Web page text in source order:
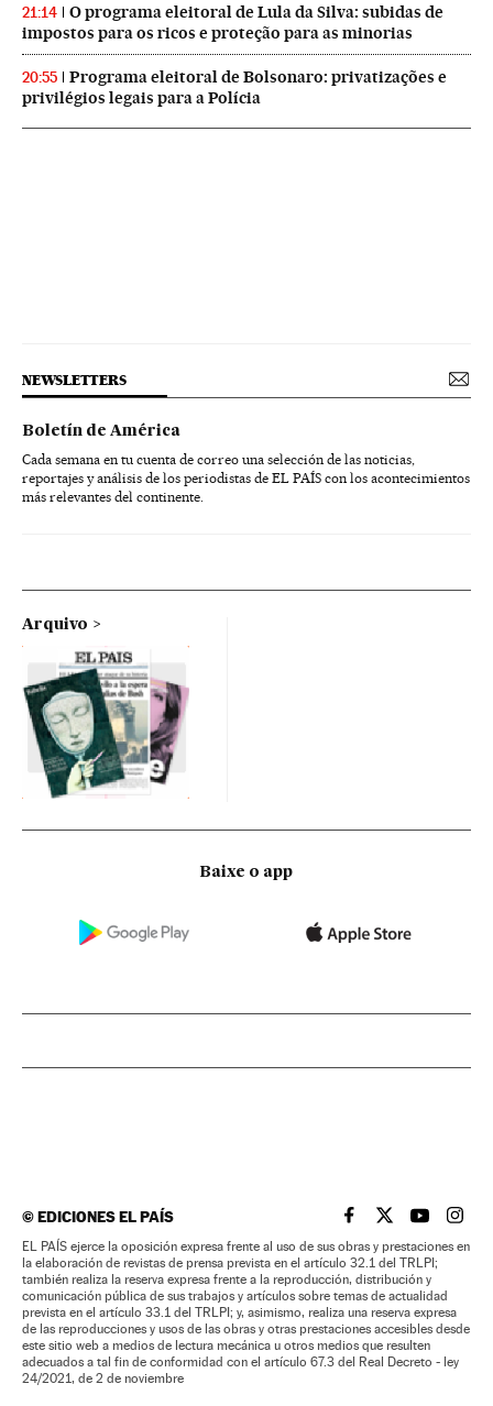
21:14
O programa eleitoral de Lula da Silva: subidas de
impostos para os ricos e proteção para as minorias
20:55
Programa eleitoral de Bolsonaro: privatizações e
privilégios legais para a Polícia
NEWSLETTERS
Boletín de América
Cada semana en tu cuenta de correo una selección de las noticias,
reportajes y análisis de los periodistas de EL PAÍS con los acontecimientos
más relevantes del continente.
Arquivo
Baixe o app
©EDICIONES EL PAÍS EL PAÍS BRASIL EN
EL PAÍSEL PAÍS
EL
EL PAÍS ejerce la oposición expresa frente al uso de sus obras y prestaciones en
la elaboración de revistas de prensa prevista en el artículo 32.1 del TRLPI;
también realiza la reserva expresa frente a la reproducción, distribución y
comunicación pública de sus trabajos y artículos sobre temas de actualidad
prevista en el artículo 33.1 del TRLPI; y, asimismo, realiza una reserva expresa
de las reproducciones y usos de las obras y otras prestaciones accesibles desde
este sitio web a medios de lectura mecánica u otros medios que resulten
adecuados a tal fin de conformidad con el artículo 67.3 del Real Decreto - ley
24/2021, de 2 de noviembre